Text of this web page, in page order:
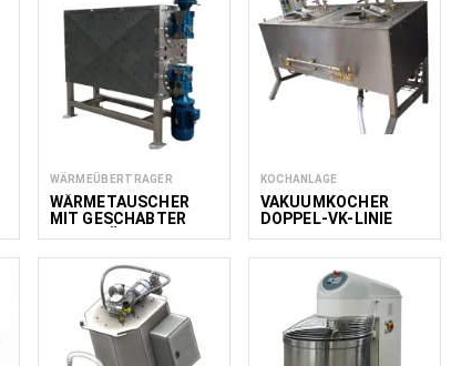
WÄRMEÜBERTRAGER
WÄRMETAUSCHER
MIT GESCHABTER
OBERFLÄCHE HE
KOCHANLAGE
VAKUUMKOCHER
DOPPEL-VK-LINIE